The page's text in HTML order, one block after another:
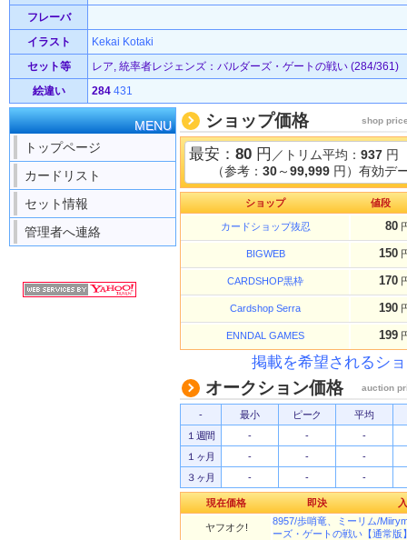
フレーバ
イラスト
Kekai Kotaki
セット等
レア, 統率者レジェンズ：バルダーズ・ゲートの戦い (284/361)
絵違い
284 431
MENU
トップページ
カードリスト
セット情報
管理者へ連絡
ショップ価格 shop
最安： 80 円 ／トリム平均： 937 円
（参考： 30～99,999 円）有効デ
ショップ 値段
カードショップ抜忍 80
BIGWEB 150
CARDSHOP黒枠 170
Cardshop Serra 190
ENNDAL GAMES 199
掲載を希望されるシ
オークション価格 auction
- 最小 ピーク
平均
１週間
- -
-
１ヶ月
- -
-
３ヶ月
- - -
現在価格 即決
ヤフオク!
8957/歩哨竜、ミーリム/
ーズ・ゲートの戦い【通常版